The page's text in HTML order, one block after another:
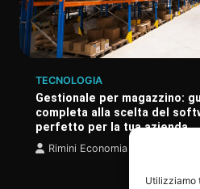
Utilizziamo
TECNOLOGIA
Gestionale per magazzino:
completa alla scelta del
perfetto per la tua azienda
Rimini Economia